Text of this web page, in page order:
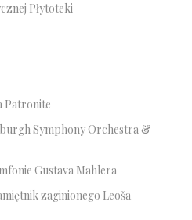
Płytoteki
Patronite
Symphony Orchestra &
Gustava Mahlera
zaginionego Leoša